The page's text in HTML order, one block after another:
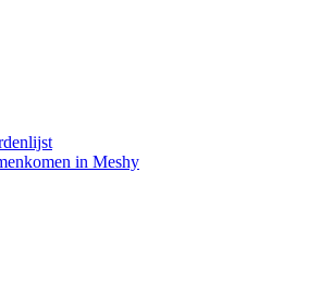
in Meshy